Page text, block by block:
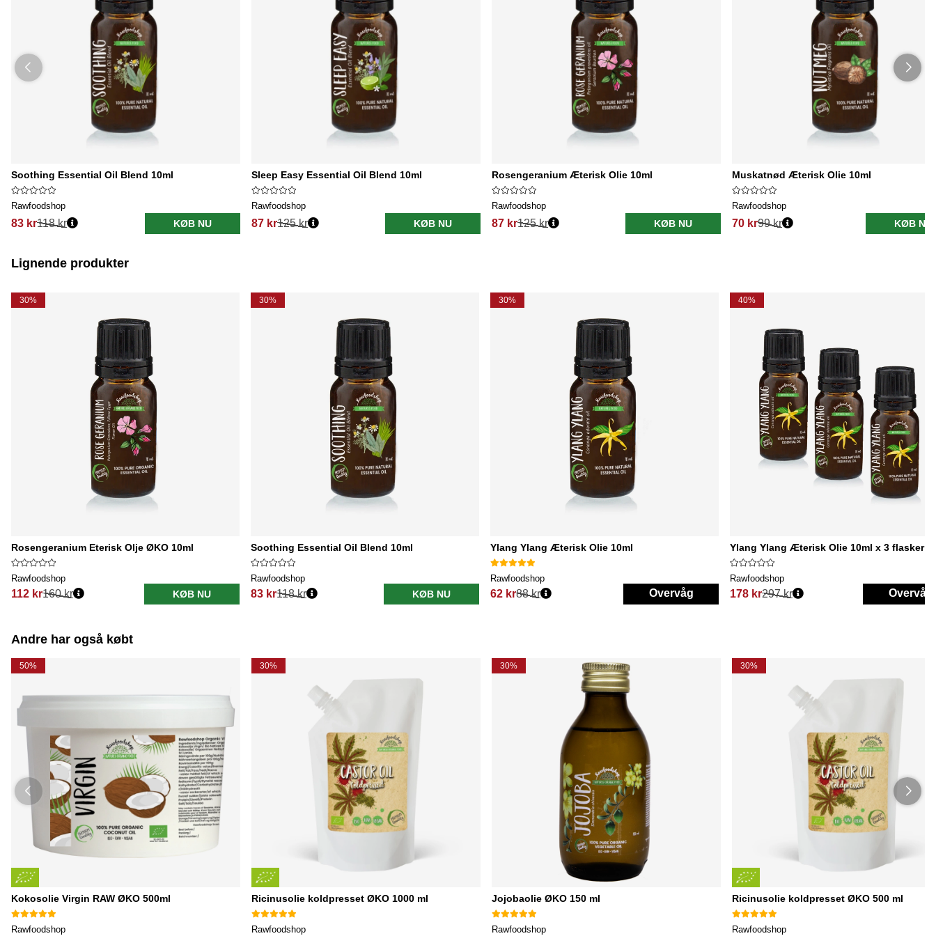
Soothing Essential Oil Blend 10ml
Rawfoodshop
83 kr118 kr KØB NU
Sleep Easy Essential Oil Blend 10ml
Rawfoodshop
87 kr125 kr KØB NU
Rosengeranium Æterisk Olie 10ml
Rawfoodshop
87 kr125 kr KØB NU
Muskatnød Æterisk Olie 10ml
Rawfoodshop
70 kr99 kr KØB NU
Lignende produkter
30%
Rosengeranium Eterisk Olje ØKO 10ml
Rawfoodshop
112 kr
Normalpris:
160 kr KØB NU
30%
Soothing Essential Oil Blend 10ml
Rawfoodshop
83 kr
Normalpris:
118 kr KØB NU
30%
Ylang Ylang Æterisk Olie 10ml
Rawfoodshop
62 kr
Normalpris:
88 kr Overvåg
40%
Ylang Ylang Æterisk Olie 10ml x 3 flasker
Rawfoodshop
178 kr
Normalpris:
297 kr Overvåg
Andre har også købt
50%
Kokosolie Virgin RAW ØKO 500ml
Rawfoodshop
30%
Ricinusolie koldpresset ØKO 1000 ml
Rawfoodshop
30%
Jojobaolie ØKO 150 ml
Rawfoodshop
30%
Ricinusolie koldpresset ØKO 500 ml
Rawfoodshop